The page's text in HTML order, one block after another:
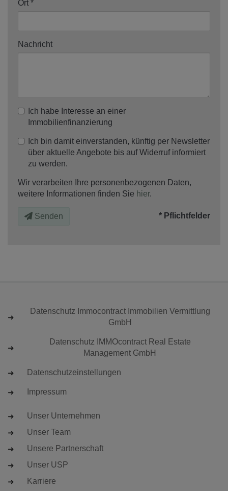
Ort
Nachricht
Ich habe Interesse an einer
Immobilienfinanzierung
Ich bin damit einverstanden, künftig per Newsletter
über aktuelle Angebote bis auf Widerruf informiert
zu werden.
Wir verarbeiten Ihre personenbezogenen Daten,
weitere Informationen finden Sie hier.
Senden * Pflichtfelder
Datenschutz Immocontract Immobilien Vermittlung
GmbH
Datenschutz IMMOcontract Real Estate
Management GmbH
Datenschutzeinstellungen
Impressum
Unser Unternehmen
Unser Team
Unsere Partnerschaft
Unser USP
Karriere